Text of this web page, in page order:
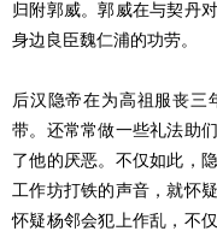
归附郭威。郭威在与契丹
身边良臣魏仁浦的功劳。
后汉隐帝在为高祖服丧三
带。还常常做一些礼法助
了他的厌恶。不仅如此，
工作坊打铁的声音，就怀
怀疑杨邻会犯上作乱，不